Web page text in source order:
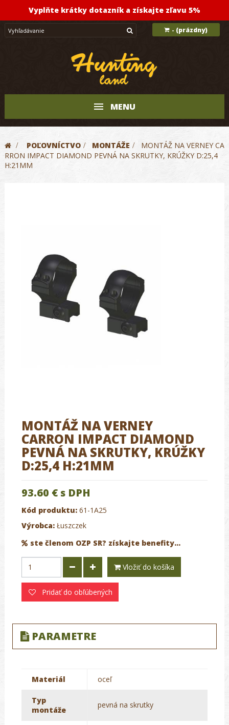
Vyplňte krátky dotazník a získajte zľavu 5%
- (prázdny)
MENU
> POĽOVNÍCTVO > MONTÁŽE >
MONTÁŽ NA VERNEY CA
RRON IMPACT DIAMOND PEVNÁ NA SKRUTKY, KRÚŽKY D:25,4
H:21MM
MONTÁŽ NA VERNEY
CARRON IMPACT DIAMOND
PEVNÁ NA SKRUTKY, KRÚŽKY
D:25,4 H:21MM
93.60 € s DPH
Kód produktu: 61-1A25
Výrobca: Łuszczek
ste členom OZP SR? získajte benefity...
Vložiť do košíka
Pridať do obľúbených
PARAMETRE
Materiál oceľ
Typ
montáže
pevná na skrutky